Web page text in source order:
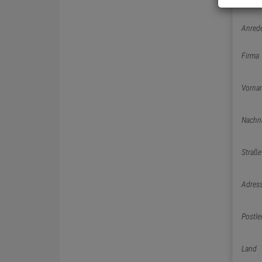
Firma
Straße
Land